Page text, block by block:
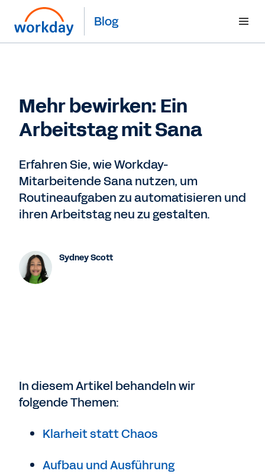
Blog
Mehr bewirken: Ein
Arbeitstag mit Sana
Erfahren Sie, wie Workday-
Mitarbeitende Sana nutzen, um
Routineaufgaben zu automatisieren und
ihren Arbeitstag neu zu gestalten.
Sydney Scott
In diesem Artikel behandeln wir
folgende Themen:
Klarheit statt Chaos
Aufbau und Ausführung